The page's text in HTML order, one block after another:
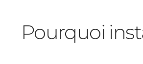
Pourquoi